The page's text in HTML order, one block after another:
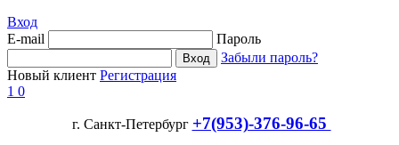
Вход
E-mail
Пароль
Забыли пароль?
Новый клиент Регистрация
1 0
г. Санкт-Петербург +7(953)-376-96-65